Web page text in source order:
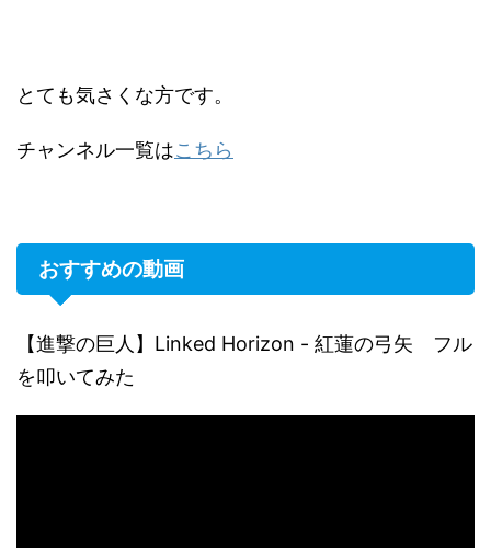
とても気さくな方です。
チャンネル一覧はこちら
おすすめの動画
【進撃の巨人】Linked Horizon - 紅蓮の弓矢 フル
を叩いてみた